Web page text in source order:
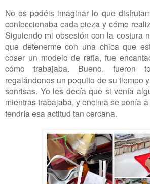
No os podéis imaginar lo que
confeccionaba cada pieza y cómo
Siguiendo mi obsesión con la costura
que detenerme con una chica que
coser un modelo de rafia, fue
cómo trabajaba. Bueno, fueron
regalándonos un poquito de su tiempo
sonrisas. Yo les decía que si venía
mientras trabajaba, y encima se ponía
tendría esa actitud tan cercana.